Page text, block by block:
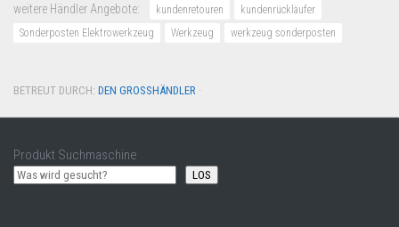
weitere Händler Angebote: kundenretouren
kundenrückläufer
Sonderposten Elektrowerkzeug
Werkzeug werkzeug sonderposten
BETREUT DURCH: DEN GROSSHÄNDLER ·
Produkt Suchmaschine
LOS